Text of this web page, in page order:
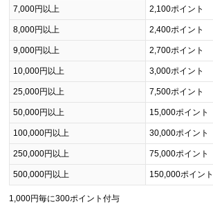
7,000円以上 2,100ポイント
8,000円以上 2,400ポイント
9,000円以上 2,700ポイント
10,000円以上 3,000ポイント
25,000円以上 7,500ポイント
50,000円以上 15,000ポイント
100,000円以上 30,000ポイント
250,000円以上 75,000ポイント
500,000円以上 150,000ポイント
1,000円毎に300ポイント付与